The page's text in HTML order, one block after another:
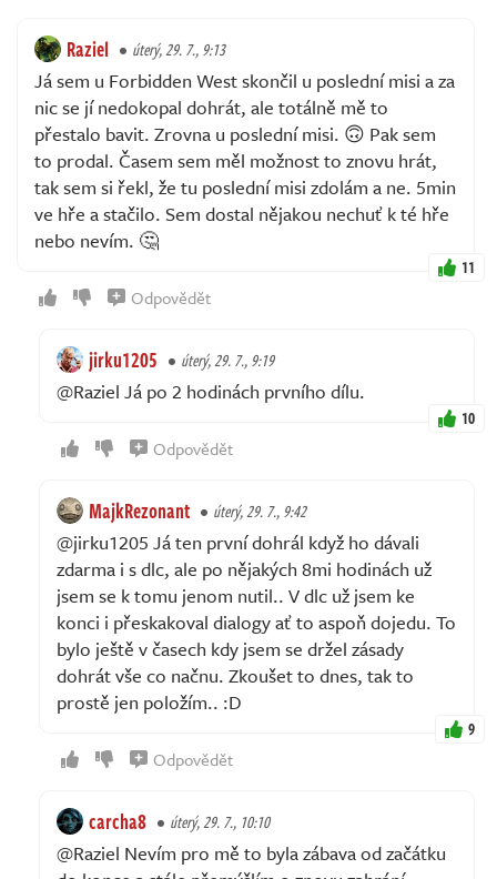
Raziel úterý, 29. 7., 9:13
Já sem u Forbidden West skončil u poslední misi a za
nic se jí nedokopal dohrát, ale totálně mě to
přestalo bavit. Zrovna u poslední misi. 🙃 Pak sem
to prodal. Časem sem měl možnost to znovu hrát,
tak sem si řekl, že tu poslední misi zdolám a ne. 5min
ve hře a stačilo. Sem dostal nějakou nechuť k té hře
nebo nevím. 🤔
11
Odpovědět
jirku1205 úterý, 29. 7., 9:19
@Raziel Já po 2 hodinách prvního dílu.
10
Odpovědět
MajkRezonant úterý, 29. 7., 9:42
@jirku1205 Já ten první dohrál když ho dávali
zdarma i s dlc, ale po nějakých 8mi hodinách už
jsem se k tomu jenom nutil.. V dlc už jsem ke
konci i přeskakoval dialogy ať to aspoň dojedu. To
bylo ještě v časech kdy jsem se držel zásady
dohrát vše co načnu. Zkoušet to dnes, tak to
prostě jen položím.. :D
9
Odpovědět
carcha8 úterý, 29. 7., 10:10
@Raziel Nevím pro mě to byla zábava od začátku